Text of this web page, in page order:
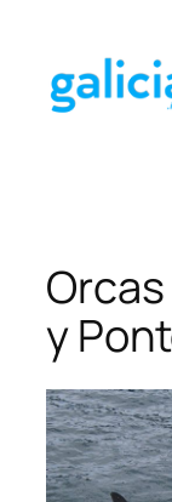
contenido
Orcas
y